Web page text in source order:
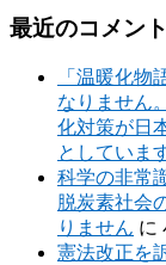
最近のコメント
「温暖化
なりません
化対策が日
としていま
科学の非常
脱炭素社会
りません に
憲法改正を